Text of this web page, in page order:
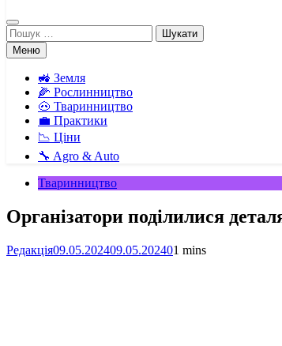
Пошук:
Меню
🚜 Земля
🌽 Рослинництво
🐽 Тваринництво
💼 Практики
📉 Ціни
🔧 Agro & Auto
Тваринництво
Організатори поділилися
Редакція09.05.202409.05.202401 mins